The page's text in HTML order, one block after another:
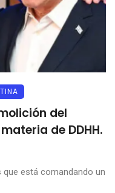
del
de DDHH.
está comandando un